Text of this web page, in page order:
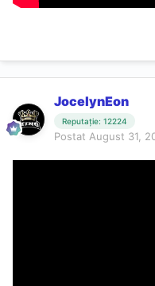
JocelynEon
Reputație: 12224
Postat August 31,